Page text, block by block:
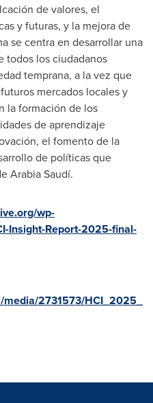
de valores, el
y futuras, y la mejora de
se centra en desarrollar una
todos los ciudadanos
temprana, a la vez que
mercados locales y
la formación de los
de aprendizaje
el fomento de la
de políticas que
Arabia Saudí.
wp-
Insight-Report-2025-final-
2731573/HCI_2025_